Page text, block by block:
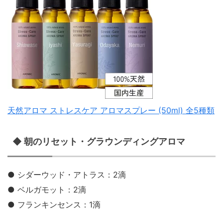
天然アロマ ストレスケア アロマスプレー (50ml) 全5種類
◆ 朝のリセット・グラウンディングアロマ
● シダーウッド・アトラス：2滴
● ベルガモット：2滴
● フランキンセンス：1滴